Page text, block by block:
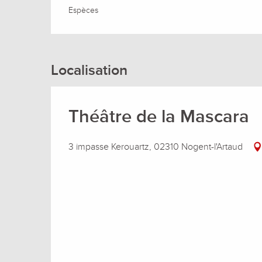
Espèces
Localisation
Théâtre de la Mascara
3 impasse Kerouartz, 02310 Nogent-l'Artaud